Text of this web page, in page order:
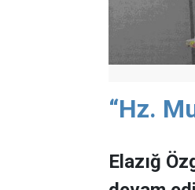
“Hz.
Elazığ